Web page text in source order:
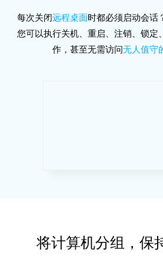
每次关闭远程桌面时都必须启动会话
您可以执行关机、重启、注销、锁定
作，甚至无需访问无人值守
将计算机分组，保